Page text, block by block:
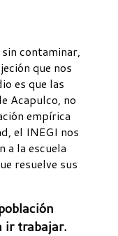
contaminar,
que nos
es que las
Acapulco, no
empírica
el INEGI nos
a la escuela
resuelve sus
ir trabajar.